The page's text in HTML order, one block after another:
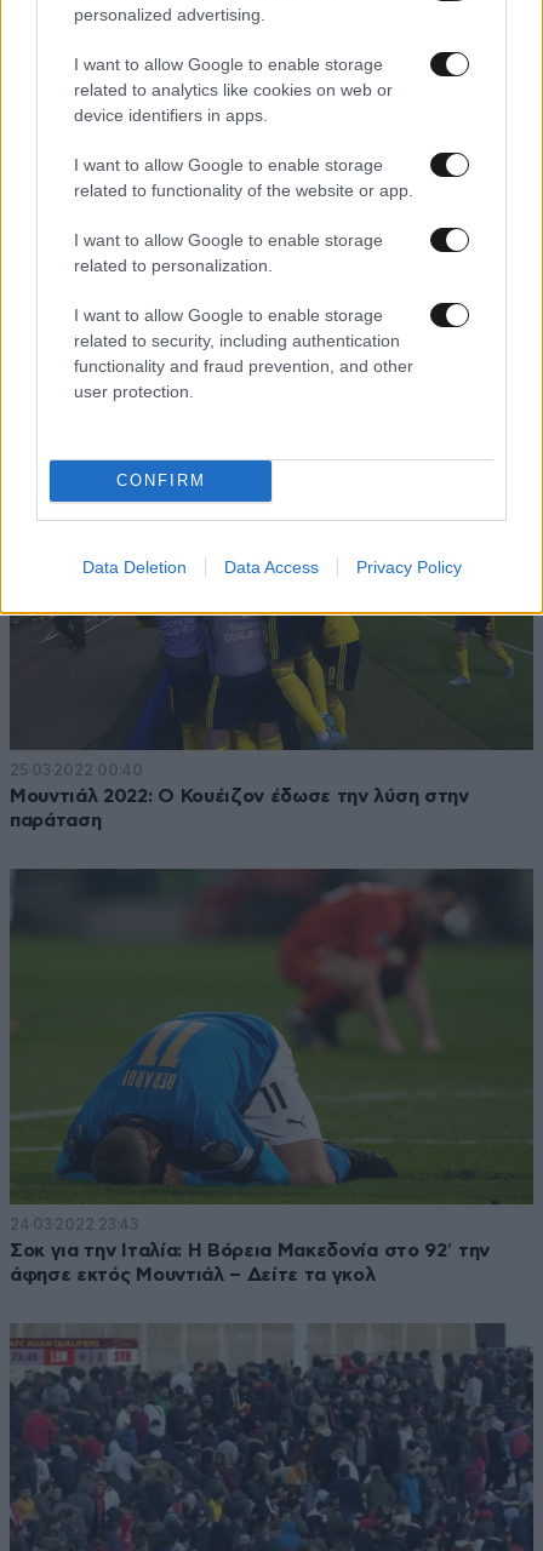
personalized advertising.
I want to allow Google to enable storage
related to analytics like cookies on web or
device identifiers in apps.
I want to allow Google to enable storage
related to functionality of the website or app.
I want to allow Google to enable storage
related to personalization.
I want to allow Google to enable storage
related to security, including authentication
functionality and fraud prevention, and other
user protection.
CONFIRM
Data Deletion Data Access Privacy Policy
30·03·2022 00:40
Μουντιάλ 2022: Εισβολή οπαδών μετά τον αποκλεισμό
της Νιγηρίας από το Παγκόσμιο Κύπελλο
25·03·2022 00:40
Μουντιάλ 2022: Ο Κουέιζον έδωσε την λύση στην
παράταση
24·03·2022 23:43
Σοκ για την Ιταλία: Η Βόρεια Μακεδονία στο 92′ την
άφησε εκτός Μουντιάλ – Δείτε τα γκολ